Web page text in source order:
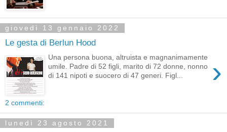
giovedì 13 gennaio 2022
Le gesta di Berlun Hood
›
Una persona buona, altruista e magnanimamente
umile. Padre di 52 figli, marito di 72 donne, nonno
di 141 nipoti e suocero di 47 generi. Figl...
2 commenti:
lunedì 23 agosto 2021